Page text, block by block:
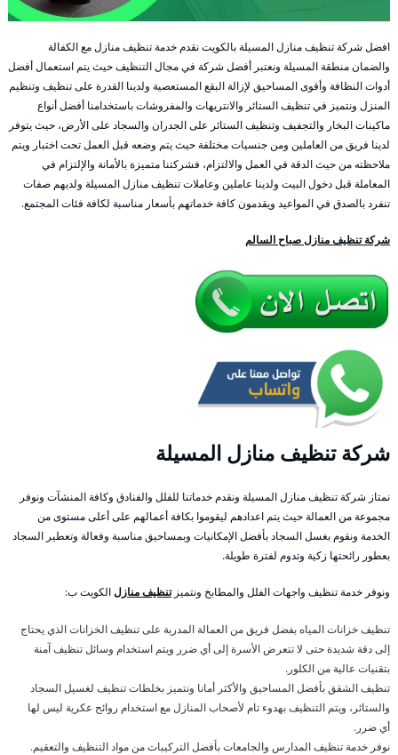
افضل شركة تنظيف منازل المسيلة بالكويت نقدم خدمة تنظيف منازل مع الكفالة
والضمان منطقة المسيلة ونعتبر أفضل شركة في مجال التنظيف حيث يتم استعمال أفضل
أدوات النظافة وأقوى المساحيق لإزالة البقع المستعصية ولدينا القدرة على تنظيف وتنظيم
المنزل ونتميز في تنظيف الستائر والانتريهات والمفروشات باستخدامنا أفضل أنواع
ماكينات البخار والتجفيف وتنظيف الستائر على الجدران والسجاد على الأرض، حيث يتوفر
لدينا فريق من العاملين ومن جنسيات مختلفة حيث يتم وضعه قبل العمل تحت اختبار ويتم
ملاحظته من حيث الدقة في العمل والالتزام، فشركتنا متميزة بالأمانة والإلتزام في
المعاملة قبل دخول البيت ولدينا عاملين وعاملات تنظيف منازل المسيلة ولديهم صفات
تنفرد بالصدق في المواعيد ويقدمون كافة خدماتهم بأسعار مناسبة لكافة فئات المجتمع.
شركة تنظيف منازل صباح السالم
شركة تنظيف منازل المسيلة
نمتاز شركة تنظيف منازل المسيلة ونقدم خدماتنا للفلل والفنادق وكافة المنشآت ونوفر
مجموعة من العمالة حيث يتم اعدادهم ليقوموا بكافة أعمالهم على أعلى مستوى من
الخدمة ونقوم بغسل السجاد بأفضل الإمكانيات وبمساحيق مناسبة وفعالة وتعطير السجاد
بعطور رائحتها زكية وتدوم لفترة طويلة.
ونوفر خدمة تنظيف واجهات الفلل والمطابخ ونتميزتنظيف منازلالكويت ب:
تنظيف خزانات المياه بفضل فريق من العمالة المدربة على تنظيف الخزانات الذي يحتاج
إلى دقة شديدة حتى لا تتعرض الأسرة إلى أي ضرر ويتم استخدام وسائل تنظيف آمنة
بتقنيات عالية من الكلور.
تنظيف الشقق بأفضل المساحيق والأكثر أمانا ونتميز بخلطات تنظيف لغسيل السجاد
والستائر، ويتم التنظيف بهدوء تام لأصحاب المنازل مع استخدام روائح عكرية ليس لها
أي ضرر.
نوفر خدمة تنظيف المدارس والجامعات بأفضل التركيبات من مواد التنظيف والتعقيم.